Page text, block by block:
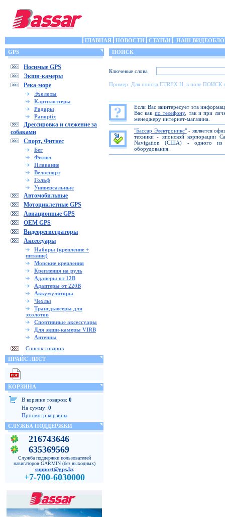
ГЛАВНАЯ НОВОСТИ СТАТЬИ
НАШ
GPS
Носимые GPS
Экшн-камеры
Река-море
Эхолоты
Картплоттеры
Радары
Panoptix
Дрессировка и слежение за
собаками
Спорт, Фитнес
Бег
Фитнес
Плавание
Велоспорт
Гольф
Универсальные
Автомобильные
Мотоциклетные GPS
Авиационные GPS
OEM GPS
Видеорегистраторы
Аксессуары
Наборы (крепление +
питание)
Морские крепления
Крепления на руль
Адаперы от 12В
Адаптеры от 220В
Аккумуляторы
Чехлы
Трансдьюсеры для
эхолотов
Спортивные аксессуары
Для экшн-камеры VIRB
Антенны
Список товаров
ПРАЙС ЛИСТ
КОРЗИНА
В корзине товаров: 0
На сумму: 0
Просмотр корзины
СЛУЖБА ПОДДЕРЖКИ
216743646
635369569
Служба поддержки пользователей
навигаторов GARMIN (без выходных)
support@gps.kz
+7-700-6030000
ПОИСК
Ключевые слова
Пример: Для поиска ETREX H, в поле ПОИСК
Если Вас заинтересует эта
Вас как по телефону, так и при
менеджеру интернет-магазина.
"Бассар Электроникс"- является
техники - японской корпорации
Navigation (США) - одного из
оборудования.